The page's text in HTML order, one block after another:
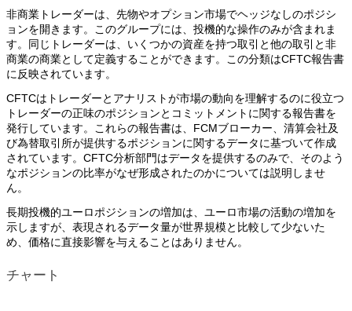
非商業トレーダーは、先物やオプション市場でヘッジなしのポジシ
ョンを開きます。このグループには、投機的な操作のみが含まれま
す。同じトレーダーは、いくつかの資産を持つ取引と他の取引と非
商業の商業として定義することができます。この分類はCFTC報告書
に反映されています。
CFTCはトレーダーとアナリストが市場の動向を理解するのに役立つ
トレーダーの正味のポジションとコミットメントに関する報告書を
発行しています。これらの報告書は、FCMブローカー、清算会社及
び為替取引所が提供するポジションに関するデータに基づいて作成
されています。CFTC分析部門はデータを提供するのみで、そのよう
なポジションの比率がなぜ形成されたのかについては説明しませ
ん。
長期投機的ユーロポジションの増加は、ユーロ市場の活動の増加を
示しますが、表現されるデータ量が世界規模と比較して少ないた
め、価格に直接影響を与えることはありません。
チャート